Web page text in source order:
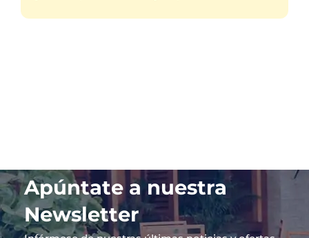
Apúntate a nuestra
Newsletter